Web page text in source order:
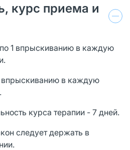
курс приема и
1 впрыскиванию в каждую
впрыскиванию в каждую
курса терапии - 7 дней.
следует держать в